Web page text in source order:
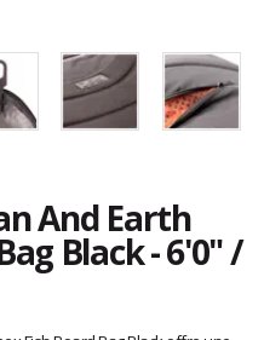
And Earth
Black - 6'0" /